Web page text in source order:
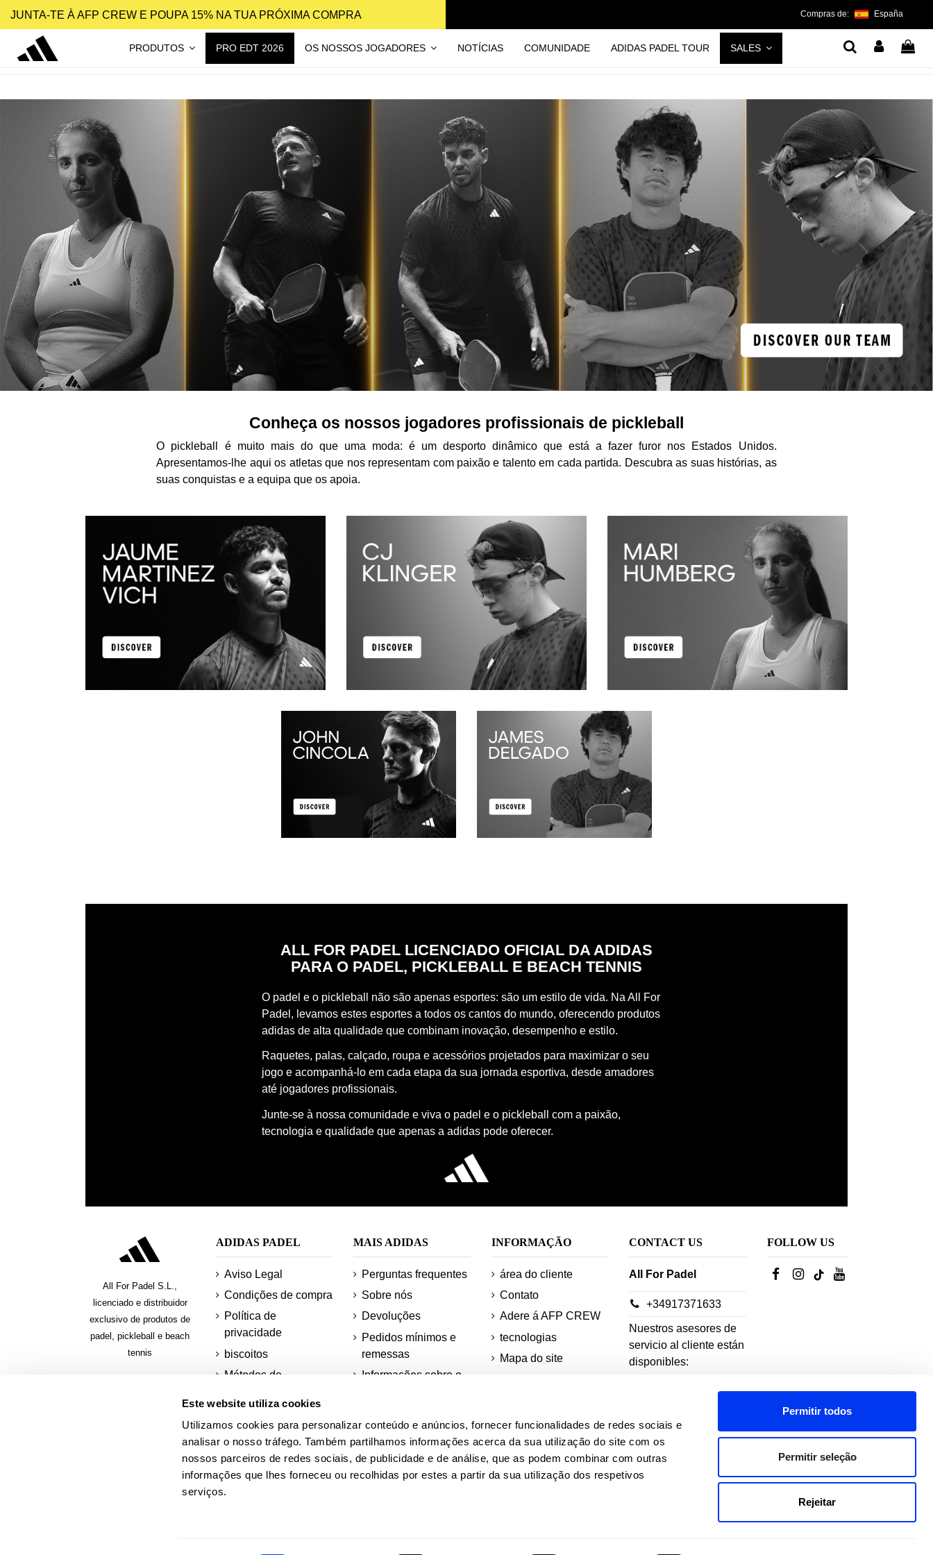
Este website utiliza cookies
Utilizamos cookies para personalizar conteúdo e anúncios, fornecer funcionalidades de redes sociais e
analisar o nosso tráfego. Também partilhamos informações acerca da sua utilização do site com os
nossos parceiros de redes sociais, de publicidade e de análise, que as podem combinar com outras
informações que lhes forneceu ou recolhidas por estes a partir da sua utilização dos respetivos
serviços.
Permitir todos
Permitir seleção
Rejeitar
JUNTA-TE À AFP CREW E POUPA 15% NA TUA PRÓXIMA COMPRA Compras de: España
PRODUTOS PRO EDT 2026 OS NOSSOS JOGADORES NOTÍCIAS COMUNIDADE ADIDAS PADEL TOUR SALES
Conheça os nossos jogadores profissionais de pickleball
O pickleball é muito mais do que uma moda: é um desporto dinâmico que está a fazer furor nos Estados Unidos.
Apresentamos-lhe aqui os atletas que nos representam com paixão e talento em cada partida. Descubra as suas histórias, as
suas conquistas e a equipa que os apoia.
ALL FOR PADEL LICENCIADO OFICIAL DA ADIDAS
PARA O PADEL, PICKLEBALL E BEACH TENNIS
O padel e o pickleball não são apenas esportes: são um estilo de vida. Na All For
Padel, levamos estes esportes a todos os cantos do mundo, oferecendo produtos
adidas de alta qualidade que combinam inovação, desempenho e estilo.
Raquetes, palas, calçado, roupa e acessórios projetados para maximizar o seu
jogo e acompanhá-lo em cada etapa da sua jornada esportiva, desde amadores
até jogadores profissionais.
Junte-se à nossa comunidade e viva o padel e o pickleball com a paixão,
tecnologia e qualidade que apenas a adidas pode oferecer.
All For Padel S.L.,
licenciado e distribuidor
exclusivo de produtos de
padel, pickleball e beach
tennis
ADIDAS PADEL
Aviso Legal
Condições de compra
Política de
privacidade
biscoitos
Métodos de
Solicitar uma fatura
MAIS ADIDAS
Perguntas frequentes
Sobre nós
Devoluções
Pedidos mínimos e
remessas
Informações sobre o
Quadras Adidas
INFORMAÇÃO
área do cliente
Contato
Adere á AFP CREW
tecnologias
Mapa do site
CONTACT US
All For Padel
+34917371633
Nuestros asesores de
servicio al cliente están
disponibles:
18h
Viernes: 10h-14h
FOLLOW US